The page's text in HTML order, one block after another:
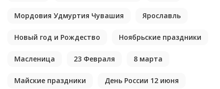
Мордовия Удмуртия Чувашия Ярославль
Новый год и Рождество Ноябрьские праздники
Масленица 23 Февраля 8 марта
Майские праздники День России 12 июня